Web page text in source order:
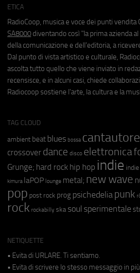
ETICA
RadioCoop, musica e voce dei punti vendita
SA8000 diventando così "la prima azienda
della comunicazione e dell'editoria, a
Dal punto di vista artistico e culturale,
ascolta tutto quello che viene inviato in
recensisce, e in alcuni casi, chiede
Radiocoop sostiene l'arte, la cultura e la
TAG CLOUD
ambient beat blues bossa cantautore
crossover dance disco elettronica
Grunge; hard rock hip hop indie
kimura laPOP lounge metal; new wave
pop post rock prog psichedeliapunk
rock rockabilly ska soul sperimentale
NETIQUETTE
• Evita di URLARE. Ti sentiamo.
• Evita di scrivere lo stesso messaggio in